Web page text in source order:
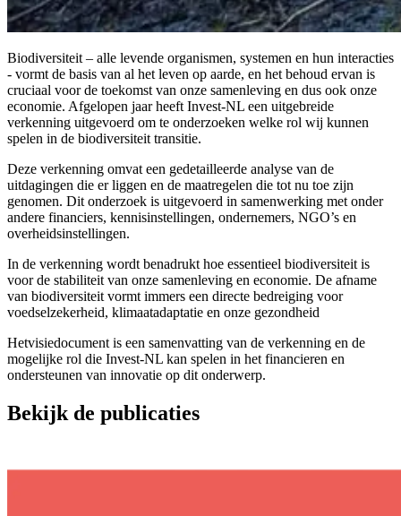
Biodiversiteit – alle levende organismen, systemen en hun interacties
- vormt de basis van al het leven op aarde, en het behoud ervan is
cruciaal voor de toekomst van onze samenleving en dus ook onze
economie. Afgelopen jaar heeft Invest-NL een uitgebreide
verkenning uitgevoerd om te onderzoeken welke rol wij kunnen
spelen in de biodiversiteit transitie.
Deze verkenning omvat een gedetailleerde analyse van de
uitdagingen die er liggen en de maatregelen die tot nu toe zijn
genomen. Dit onderzoek is uitgevoerd in samenwerking met onder
andere financiers, kennisinstellingen, ondernemers, NGO’s en
overheidsinstellingen.
In de verkenning wordt benadrukt hoe essentieel biodiversiteit is
voor de stabiliteit van onze samenleving en economie. De afname
van biodiversiteit vormt immers een directe bedreiging voor
voedselzekerheid, klimaatadaptatie en onze gezondheid
Hetvisiedocument is een samenvatting van de verkenning en de
mogelijke rol die Invest-NL kan spelen in het financieren en
ondersteunen van innovatie op dit onderwerp.
Bekijk de publicaties